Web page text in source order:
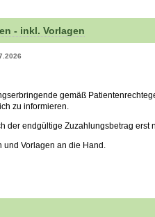
- inkl. Vorlagen
gemäß
zu informieren.
der endgültige Zuzahlungsbetrag erst
und Vorlagen an die Hand.